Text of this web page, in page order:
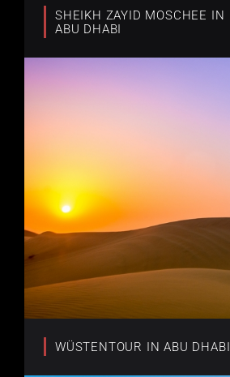
SHEIKH ZAYID MOSCHEE IN
ABU DHABI
WÜSTENTOUR IN ABU DHABI